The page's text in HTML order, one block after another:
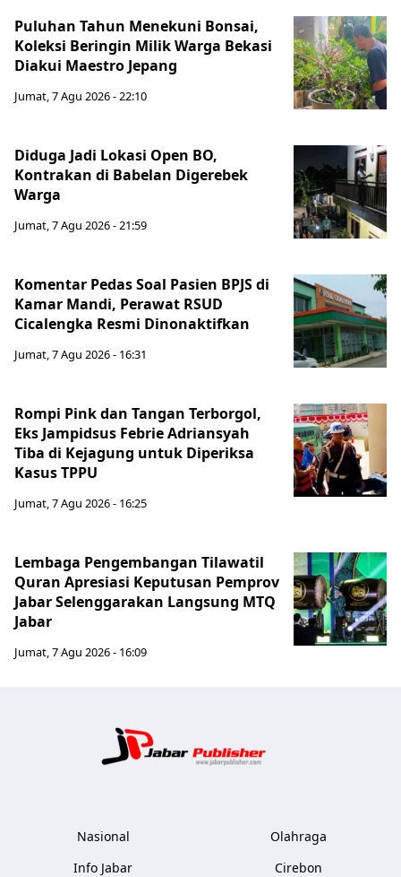
Puluhan Tahun Menekuni Bonsai,
Koleksi Beringin Milik Warga Bekasi
Diakui Maestro Jepang
Jumat, 7 Agu 2026 - 22:10
Diduga Jadi Lokasi Open BO,
Kontrakan di Babelan Digerebek
Warga
Jumat, 7 Agu 2026 - 21:59
Komentar Pedas Soal Pasien BPJS di
Kamar Mandi, Perawat RSUD
Cicalengka Resmi Dinonaktifkan
Jumat, 7 Agu 2026 - 16:31
Rompi Pink dan Tangan Terborgol,
Eks Jampidsus Febrie Adriansyah
Tiba di Kejagung untuk Diperiksa
Kasus TPPU
Jumat, 7 Agu 2026 - 16:25
Lembaga Pengembangan Tilawatil
Quran Apresiasi Keputusan Pemprov
Jabar Selenggarakan Langsung MTQ
Jabar
Jumat, 7 Agu 2026 - 16:09
Nasional
Info Jabar
Olahraga
Cirebon